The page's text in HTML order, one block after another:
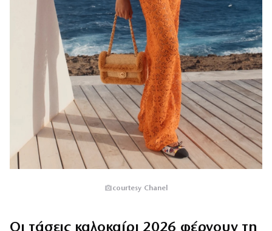
courtesy Chanel
Οι τάσεις καλοκαίρι 2026 φέρνουν τη